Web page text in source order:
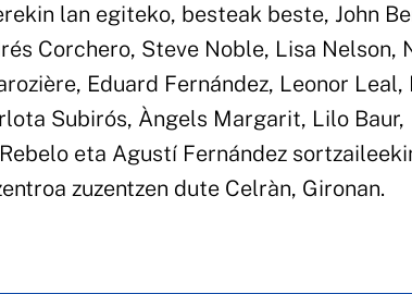
lan egiteko, besteak beste, John
Corchero, Steve Noble, Lisa Nelson,
Eduard Fernández, Leonor Leal,
Subirós, Àngels Margarit, Lilo Baur,
eta Agustí Fernández
zuzentzen dute Celràn, Gironan.